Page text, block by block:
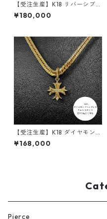
【受注生産】K18 リバーシブル
ペンダント | 額縁風ペンダント
| ダイヤモンド | 喜平対応2WA
¥180,000
【受注生産】K18 ダイヤモンド
ペンダント｜クロスモチーフ
｜Mサイズ｜50g喜平まで対応
¥168,000
Pierce